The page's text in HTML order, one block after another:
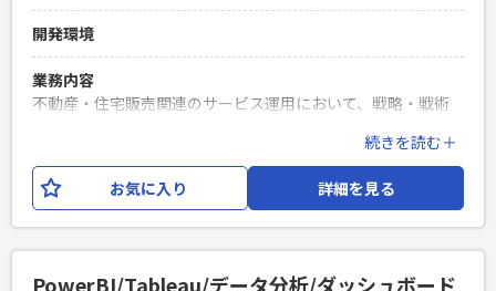
開発環境
業務内容
不動産・住宅販売関連のサービス運用において、戦略・戦術
るマーケティング全体の戦略、予算管理、KPI設計・管理を担
う重要なポジションです。 【想定される業務内容】 ・販促グ
ループ全体の戦略・戦術検討（★こちらがメイン） ・下記マ
続きを読む＋
お気に入り 詳細を見る
PowerBI/Tableau/データ分析/ダッシュボード